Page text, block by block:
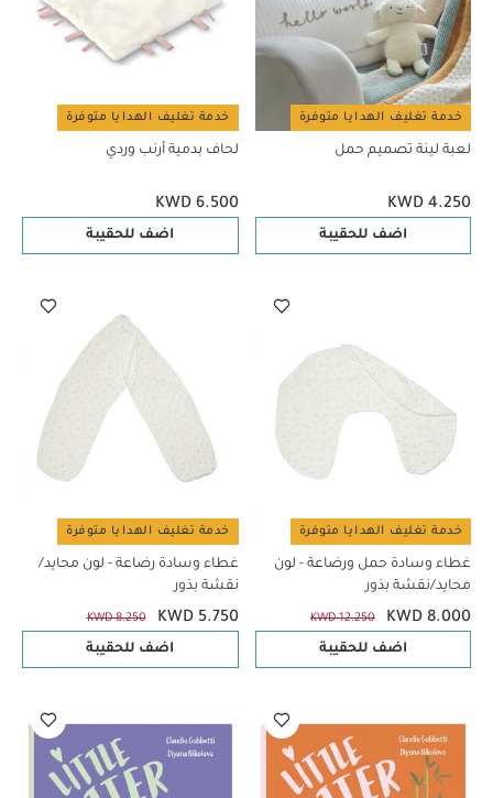
خدمة تغليف الهدايا متوفرة
لعبة لينة تصميم حمل
KWD 4.250
اضف للحقيبة
خدمة تغليف الهدايا متوفرة
لحاف بدمية أرنب وردي
KWD 6.500
اضف للحقيبة
خدمة تغليف الهدايا متوفرة
غطاء وسادة حمل ورضاعة - لون
محايد/نقشة بذور
KWD 8.000
KWD 12.250
اضف للحقيبة
خدمة تغليف الهدايا متوفرة
غطاء وسادة رضاعة - لون محايد/
نقشة بذور
KWD 5.750
KWD 8.250
اضف للحقيبة